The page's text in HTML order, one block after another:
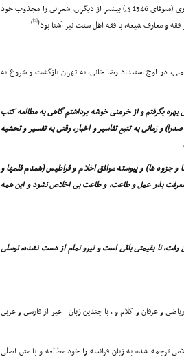
از محضر اساتید بزرگ شد در بین اساتید حوزه علمیه نجف، سید ابوتراب خوانسارى (متوفاى 1346 ق) بیشتر از دیگران، شعرانى را مجذوب خود
و معارف شیعه، با فقه اهل سنت نیز آشنا بود(
[5]
)
در اوج استبداد رضا خانى، به تهران بازگشت و شروع به
بگرفتم و از خرمنى خوشه برداشتم گاهى به مطالعه کتب
و زمانى به تتبع تفاسیر و اخبار، وقتى به تفسیر و تحشیه
و جزوه ها) و پیوسته موافق اخلام و قراطیس (همدم قلمها و
بذر عمل و طاعت، و طاعت بى اخلاص نشود و این همه
رفت، تا بقیمتى باقى است و نیرو تمام از دست نشده، توسلى
و عرفان و کلام و ، با چندین زبان - غیر از فارسى و عربى
ترجمه شده به زبان فرانسه را خود مطالعه و با متن اصلى